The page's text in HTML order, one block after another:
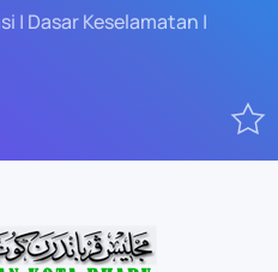
| Dasar Keselamatan |